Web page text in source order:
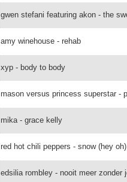
gwen stefani featuring akon - the
amy winehouse - rehab
xyp - body to body
mason versus princess superstar -
mika - grace kelly
red hot chili peppers - snow (hey oh)
edsilia rombley - nooit meer zonder